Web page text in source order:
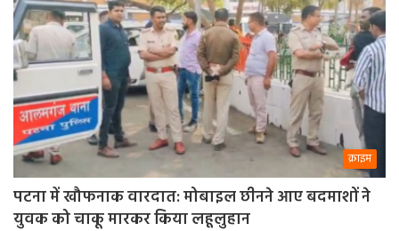
को बढ़ावा मिलेगा, जिससे आपकी आर्थिक स्थिति को मजबूती मिलेगी।
आपका कोई महत्वपूर्ण काम यदि लंबे समय से रुका हुआ था तो वह
आज पूरा हो सकता है।
क्राइम
पटना में खौफनाक वारदात: मोबाइल छीनने आए बदमाशों ने
युवक को चाकू मारकर किया लहूलुहान